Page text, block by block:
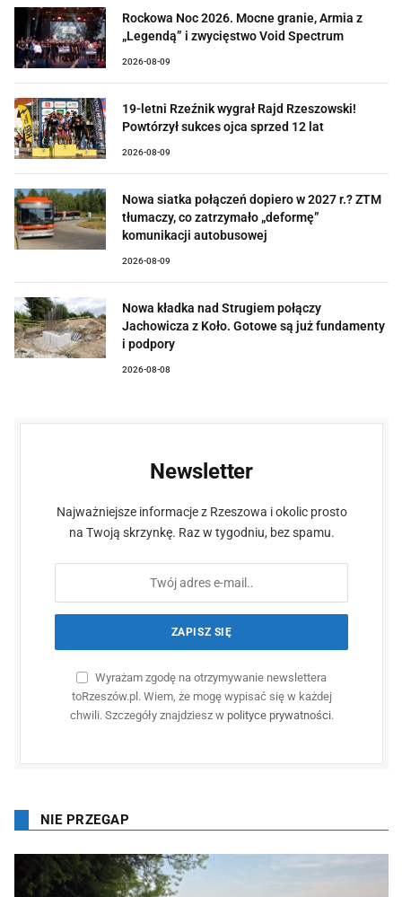
Rockowa Noc 2026. Mocne granie, Armia z
„Legendą” i zwycięstwo Void Spectrum
2026-08-09
19-letni Rzeźnik wygrał Rajd Rzeszowski!
Powtórzył sukces ojca sprzed 12 lat
2026-08-09
Nowa siatka połączeń dopiero w 2027 r.? ZTM
tłumaczy, co zatrzymało „deformę”
komunikacji autobusowej
2026-08-09
Nowa kładka nad Strugiem połączy
Jachowicza z Koło. Gotowe są już fundamenty
i podpory
2026-08-08
Newsletter
Najważniejsze informacje z Rzeszowa i okolic prosto
na Twoją skrzynkę. Raz w tygodniu, bez spamu.
Wyrażam zgodę na otrzymywanie newslettera
toRzeszów.pl. Wiem, że mogę wypisać się w każdej
chwili. Szczegóły znajdziesz w polityce prywatności.
NIE PRZEGAP